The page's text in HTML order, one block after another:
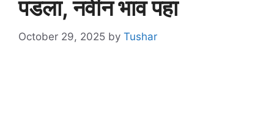
पडला, नवीन भाव पहा
October 29, 2025 by Tushar